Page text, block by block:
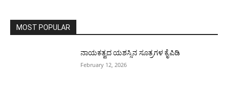
MOST POPULAR
ನಾಯಕತ್ವದ ಯಶಸ್ಸಿನ ಸೂತ್ರಗಳ ಕೈಪಿಡಿ
February 12, 2026